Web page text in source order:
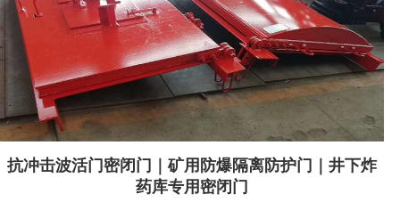
抗冲击波活门密闭门｜矿用防爆隔离防护门｜井下炸
药库专用密闭门